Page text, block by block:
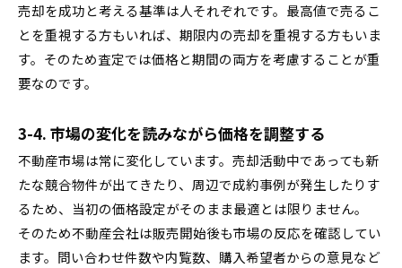
売却を成功と考える基準は人それぞれです。最高値で売るこ
とを重視する方もいれば、期限内の売却を重視する方もいま
す。そのため査定では価格と期間の両方を考慮することが重
要なのです。
3-4. 市場の変化を読みながら価格を調整する
不動産市場は常に変化しています。売却活動中であっても新
たな競合物件が出てきたり、周辺で成約事例が発生したりす
るため、当初の価格設定がそのまま最適とは限りません。
そのため不動産会社は販売開始後も市場の反応を確認してい
ます。問い合わせ件数や内覧数、購入希望者からの意見など